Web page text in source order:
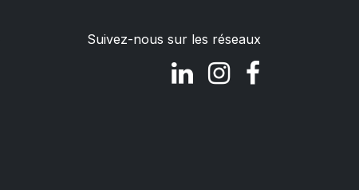
Suivez-nous sur les réseaux